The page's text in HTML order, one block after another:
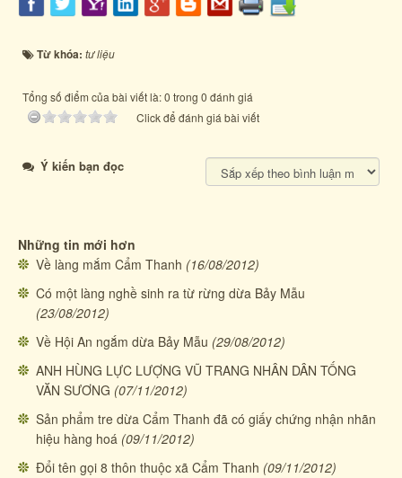
Từ khóa: tư liệu
Tổng số điểm của bài viết là: 0 trong 0 đánh giá
Click để đánh giá bài viết
Ý kiến bạn đọc
Những tin mới hơn
Về làng mắm Cẩm Thanh (16/08/2012)
Có một làng nghề sinh ra từ rừng dừa Bảy Mẫu
(23/08/2012)
Về Hội An ngắm dừa Bảy Mẫu (29/08/2012)
ANH HÙNG LỰC LƯỢNG VŨ TRANG NHÂN DÂN TỐNG
VĂN SƯƠNG (07/11/2012)
Sản phẩm tre dừa Cẩm Thanh đã có giấy chứng nhận nhãn
hiệu hàng hoá (09/11/2012)
Đổi tên gọi 8 thôn thuộc xã Cẩm Thanh (09/11/2012)